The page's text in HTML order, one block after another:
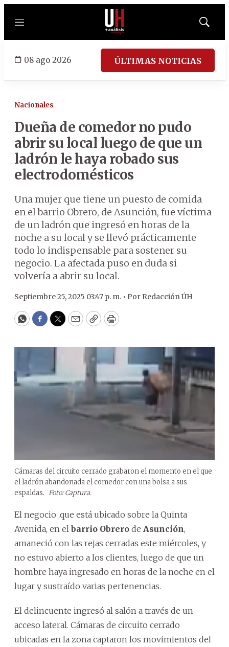
Menú
Mostrar
08 ago 2026 ÚLTIMAS NOTICIAS
Nacionales
Dueña de comedor no pudo
abrir su local luego de que un
ladrón le haya robado sus
electrodomésticos
Una mujer que tiene un puesto de comida
en el barrio Obrero, de Asunción, fue víctima
de un ladrón que ingresó en horas de la
noche a su local y se llevó prácticamente
todo lo indispensable para sostener su
negocio. La afectada puso en duda si
volvería a abrir su local.
Septiembre 25, 2025 03:47 p. m. • Por Redacción ÚH
WhatsApp
Facebook
Twitter
EmailCopyPrint
Cámaras del circuito cerrado grabaron el momento en el que
el ladrón abandonada el comedor con una bolsa a sus
espaldas. Foto: Captura.
El negocio ,que está ubicado sobre la Quinta
Avenida, en el barrio Obrero de Asunción,
amaneció con las rejas cerradas este miércoles, y
no estuvo abierto a los clientes, luego de que un
hombre haya ingresado en horas de la noche en el
lugar y sustraído varias pertenencias.
El delincuente ingresó al salón a través de un
acceso lateral. Cámaras de circuito cerrado
ubicadas en la zona captaron los movimientos del